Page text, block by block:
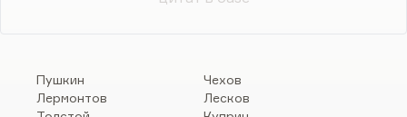
Пушкин
Лермонтов
Чехов
Лесков